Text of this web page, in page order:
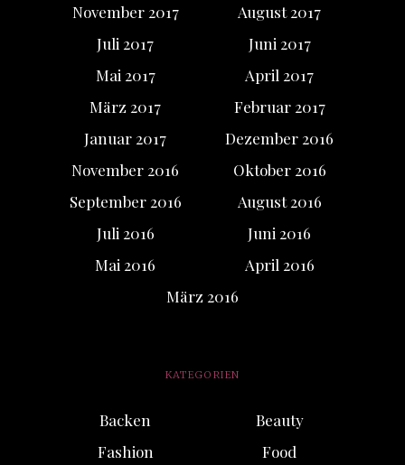
November 2017
August 2017
Juli 2017
Juni 2017
Mai 2017
April 2017
März 2017
Februar 2017
Januar 2017
Dezember 2016
November 2016
Oktober 2016
September 2016
August 2016
Juli 2016
Juni 2016
Mai 2016
April 2016
März 2016
KATEGORIEN
Backen
Beauty
Fashion
Food